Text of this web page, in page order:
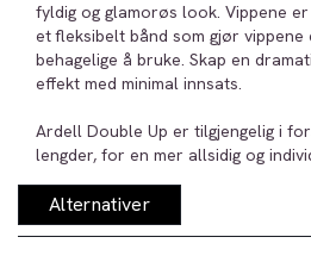
fyldig og glamorøs look. Vippene
et fleksibelt bånd som gjør
behagelige å bruke. Skap en
effekt med minimal innsats.
Ardell Double Up er tilgjengelig i
lengder, for en mer allsidig og
Alternativer